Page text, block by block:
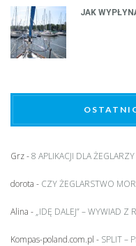
JAK
Grz-8 APLIKACJI DLA ŻEGLARZY
dorota - CZY ŻEGLARSTWO
Alina - „IDĘ DALEJ” – WYWIAD Z
Kompas-poland.com.pl - SPLIT –